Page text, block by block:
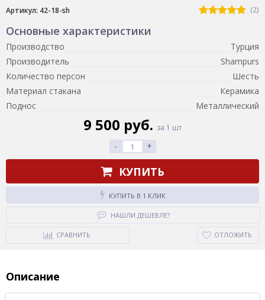
Артикул: 42-18-sh (2)
Основные характеристики
Производство
Турция
Производитель
Shampurs
Количество персон
Шесть
Материал стакана
Керамика
Поднос
Металлический
9 500 руб. за 1 шт
- +
КУПИТЬ
КУПИТЬ В 1 КЛИК
НАШЛИ ДЕШЕВЛЕ?
СРАВНИТЬ ОТЛОЖИТЬ
Описание